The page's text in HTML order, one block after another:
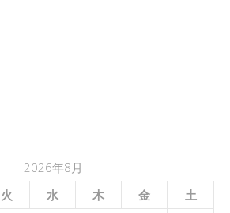
2026年8月
火 水 木 金
土